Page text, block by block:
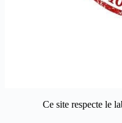
Ce site respecte le